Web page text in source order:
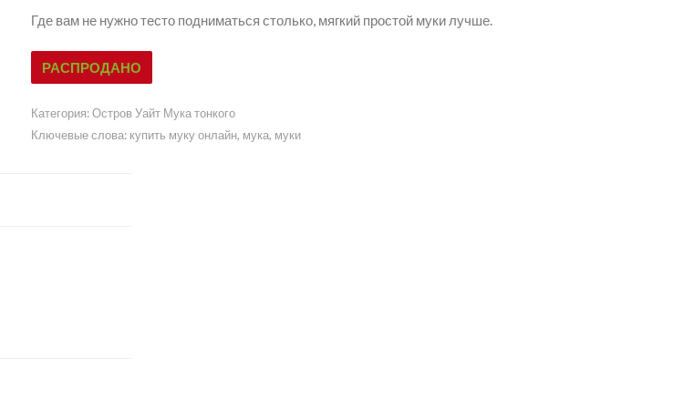
Где вам не нужно тесто подниматься столько, мягкий простой муки лучше.
РАСПРОДАНО
Категория:Остров Уайт Мука тонкого
Ключевые слова: купить муку онлайн, мука, муки